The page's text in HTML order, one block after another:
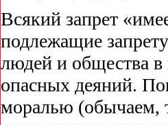
Всякий запрет
подлежащие
людей и общества в
опасных деяний.
моралью (обычаем,